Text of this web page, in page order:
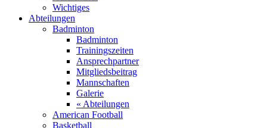
Wichtiges
Abteilungen
Badminton
Badminton
Trainingszeiten
Ansprechpartner
Mitgliedsbeitrag
Mannschaften
Galerie
« Abteilungen
American Football
Basketball